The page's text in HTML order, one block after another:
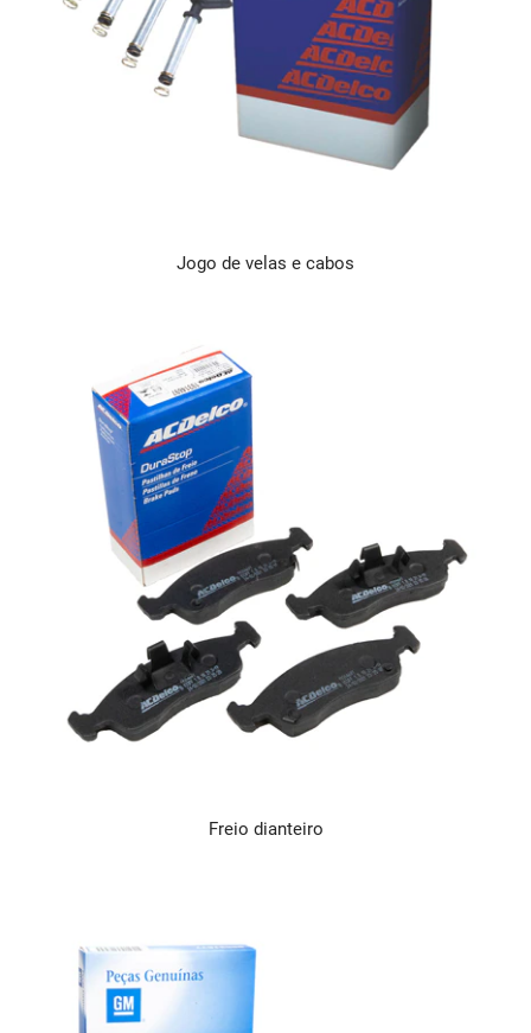
Jogo de velas e cabos
Freio dianteiro